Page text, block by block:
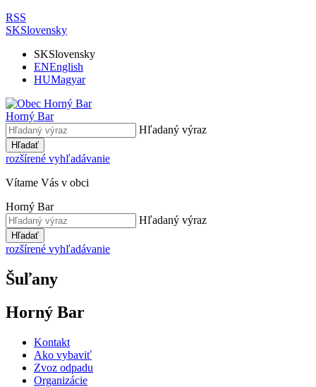
RSS
SKSlovensky
SKSlovensky
ENEnglish
HUMagyar
Horný Bar
Hľadaný výraz
Hľadať
rozšírené vyhľadávanie
Vítame Vás v obci
Horný Bar
Hľadaný výraz
Hľadať
rozšírené vyhľadávanie
Šuľany
Horný Bar
Kontakt
Ako vybaviť
Zvoz odpadu
Organizácie